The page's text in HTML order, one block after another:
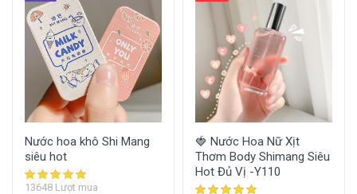
Nước hoa khô Shi Mang
siêu hot
13648 Lượt mua
🍓 Nước Hoa Nữ Xịt
Thơm Body Shimang Siêu
Hot Đủ Vị -Y110